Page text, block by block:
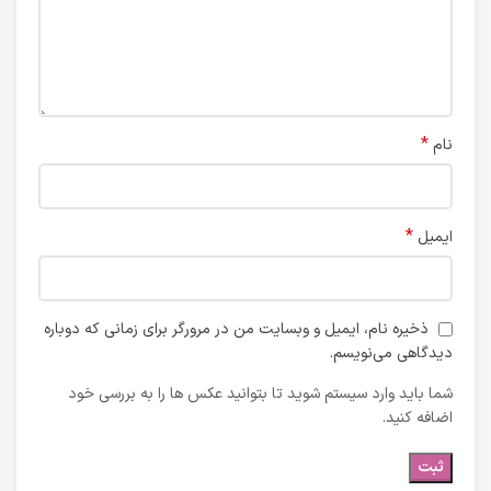
نام *
ایمیل *
ذخیره نام، ایمیل و وبسایت من در مرورگر برای زمانی که دوباره
دیدگاهی می‌نویسم.
شما باید وارد سیستم شوید تا بتوانید عکس ها را به بررسی خود
اضافه کنید.